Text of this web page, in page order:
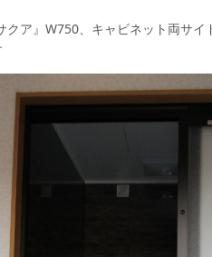
クア』W750、キャビネット両サ